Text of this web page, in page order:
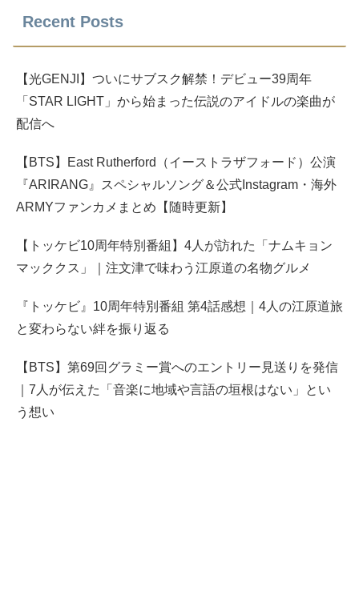
Recent Posts
【光GENJI】ついにサブスク解禁！デビュー39周年
「STAR LIGHT」から始まった伝説のアイドルの楽曲が
配信へ
【BTS】East Rutherford（イーストラザフォード）公演
『ARIRANG』スペシャルソング＆公式Instagram・海外
ARMYファンカメまとめ【随時更新】
【トッケビ10周年特別番組】4人が訪れた「ナムキョン
マッククス」｜注文津で味わう江原道の名物グルメ
『トッケビ』10周年特別番組 第4話感想｜4人の江原道旅
と変わらない絆を振り返る
【BTS】第69回グラミー賞へのエントリー見送りを発信
｜7人が伝えた「音楽に地域や言語の垣根はない」とい
う想い